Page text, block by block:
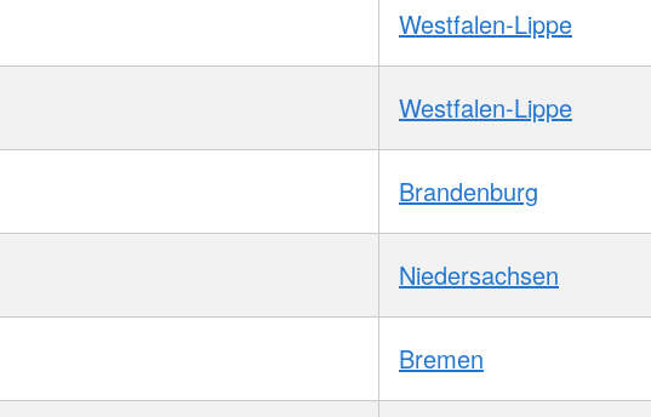
Westfalen-Lippe
Westfalen-Lippe
Brandenburg
Niedersachsen
Bremen